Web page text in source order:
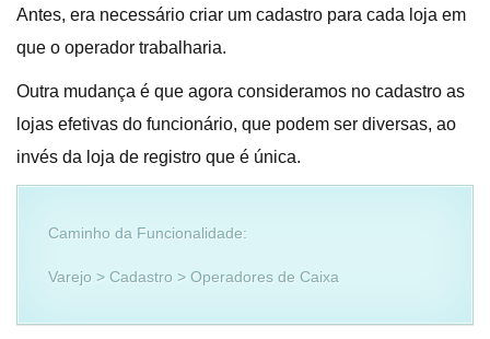
Antes, era necessário criar um cadastro para cada loja em
que o operador trabalharia.
Outra mudança é que agora consideramos no cadastro as
lojas efetivas do funcionário, que podem ser diversas, ao
invés da loja de registro que é única.
Caminho da Funcionalidade:
Varejo > Cadastro > Operadores de Caixa